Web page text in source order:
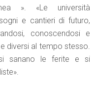
». «Le università
e cantieri di futuro,
conoscendosi e
diversi al tempo stesso.
sanano le ferite e si